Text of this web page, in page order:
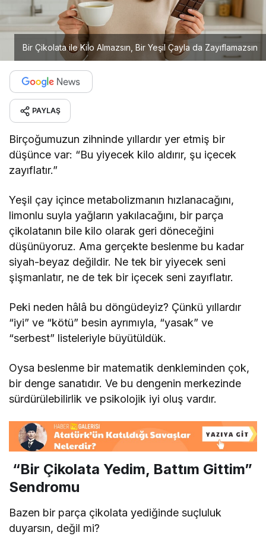
Bir Çikolata ile Kilo Almazsın, Bir Yeşil Çayla da Zayıflamazsın
PAYLAŞ
Birçoğumuzun zihninde yıllardır yer etmiş bir
düşünce var: “Bu yiyecek kilo aldırır, şu içecek
zayıflatır.”
Yeşil çay içince metabolizmanın hızlanacağını,
limonlu suyla yağların yakılacağını, bir parça
çikolatanın bile kilo olarak geri döneceğini
düşünüyoruz. Ama gerçekte beslenme bu kadar
siyah-beyaz değildir. Ne tek bir yiyecek seni
şişmanlatır, ne de tek bir içecek seni zayıflatır.
Peki neden hâlâ bu döngüdeyiz? Çünkü yıllardır
“iyi” ve “kötü” besin ayrımıyla, “yasak” ve
“serbest” listeleriyle büyütüldük.
Oysa beslenme bir matematik denkleminden çok,
bir denge sanatıdır. Ve bu dengenin merkezinde
sürdürülebilirlik ve psikolojik iyi oluş vardır.
“Bir Çikolata Yedim, Battım Gittim”
Sendromu
Bazen bir parça çikolata yediğinde suçluluk
duyarsın, değil mi?